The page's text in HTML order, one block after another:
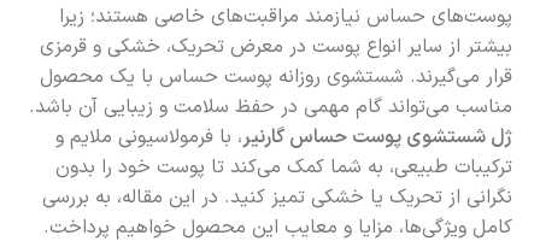
پوست‌های حساس نیازمند مراقبت‌های خاصی هستند؛ زیرا
بیشتر از سایر انواع پوست در معرض تحریک، خشکی و قرمزی
قرار می‌گیرند. شستشوی روزانه پوست حساس با یک محصول
مناسب می‌تواند گام مهمی در حفظ سلامت و زیبایی آن باشد.
ژل شستشوی پوست حساس گارنیر، با فرمولاسیونی ملایم و
ترکیبات طبیعی، به شما کمک می‌کند تا پوست خود را بدون
نگرانی از تحریک یا خشکی تمیز کنید. در این مقاله، به بررسی
کامل ویژگی‌ها، مزایا و معایب این محصول خواهیم پرداخت.